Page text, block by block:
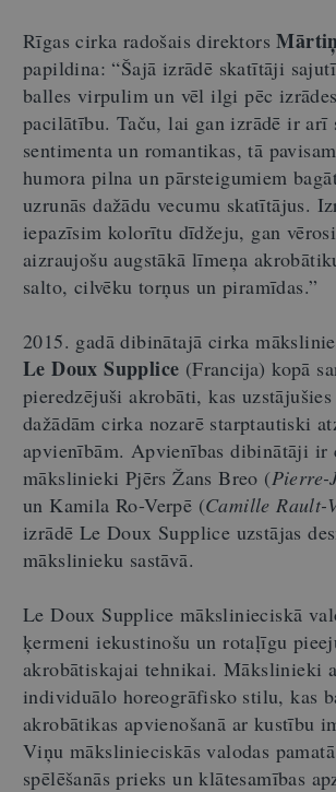
Rīgas cirka radošais direktors
papildina: “Šajā izrādē skatītāji
balles virpulim un vēl ilgi pēc
pacilātību. Taču, lai gan izrādē ir arī
sentimenta un romantikas, tā
humora pilna un pārsteigumiem
uzrunās dažādu vecumu skatītājus.
iepazīsim kolorītu dīdžeju, gan
aizraujošu augstākā līmeņa
salto, cilvēku torņus un piramīdas.”
2015. gadā dibinātajā cirka
Le Doux Supplice (Francija) kopā
pieredzējuši akrobāti, kas
dažādām cirka nozarē starptautiski
apvienībām. Apvienības dibinātāji ir
mākslinieki Pjērs Žans Breo (Pierre-
un Kamila Ro-Verpē (Camille Rault-
izrādē Le Doux Supplice uzstājas
mākslinieku sastāvā.
Le Doux Supplice mākslinieciskā
ķermeni iekustinošu un rotaļīgu
akrobātiskajai tehnikai. Mākslinieki
individuālo horeogrāfisko stilu, kas
akrobātikas apvienošanā ar kustību
Viņu mākslinieciskās valodas
spēlēšanās prieks un klātesamības